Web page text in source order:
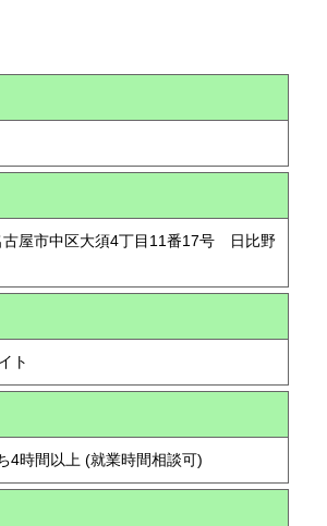
屋市中区大須4丁目11番17号 日比野
イト
4時間以上 (就業時間相談可)